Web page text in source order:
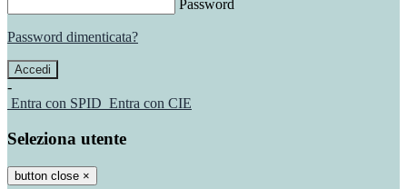
Password
Password dimenticata?
-
Entra con SPID Entra con CIE
Seleziona utente
button close ×